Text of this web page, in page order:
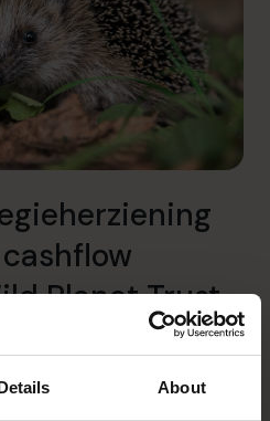
About
Planet Trust
voor de